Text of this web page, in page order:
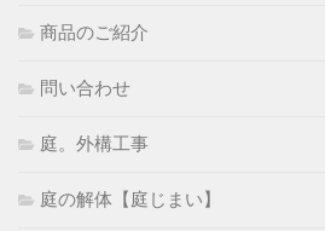
商品のご紹介
問い合わせ
庭。外構工事
庭の解体【庭じまい】